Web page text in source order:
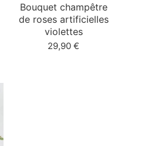
Bouquet champêtre
de roses artificielles
violettes
29,90 €